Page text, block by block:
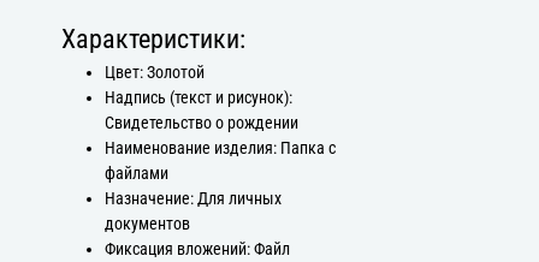
Характеристики:
Цвет: Золотой
Надпись (текст и рисунок):
Свидетельство о рождении
Наименование изделия: Папка с
файлами
Назначение: Для личных
документов
Фиксация вложений: Файл